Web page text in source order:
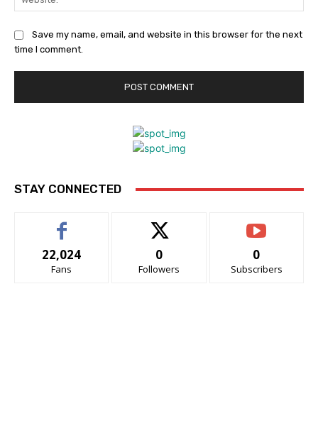
Save my name, email, and website in this browser for the next
time I comment.
STAY CONNECTED
22,024
Fans
0
Followers
0
Subscribers